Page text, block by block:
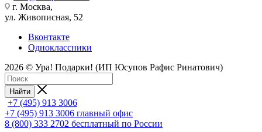
г. Москва,
ул. Живописная, 52
Вконтакте
Одноклассники
2026 © Ура! Подарки! (ИП Юсупов Рафис Ринатович)
Найти
+7 (495) 913 3006
+7 (495) 913 3006 главный офис
8 (800) 333 2702 бесплатный по России